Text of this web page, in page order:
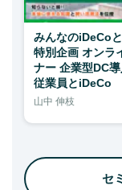
みんなのiDeCo
特別企画 オンラ
ナー 企業型DC
従業員とiDeCo
山中 伸枝
セ